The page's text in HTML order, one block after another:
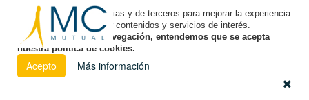
Utilizamos cookies propias y de terceros para mejorar la experiencia
de navegación y ofrecer contenidos y servicios de interés.
Al continuar con la navegación, entendemos que se acepta
nuestra política de cookies.
Acepto Más información